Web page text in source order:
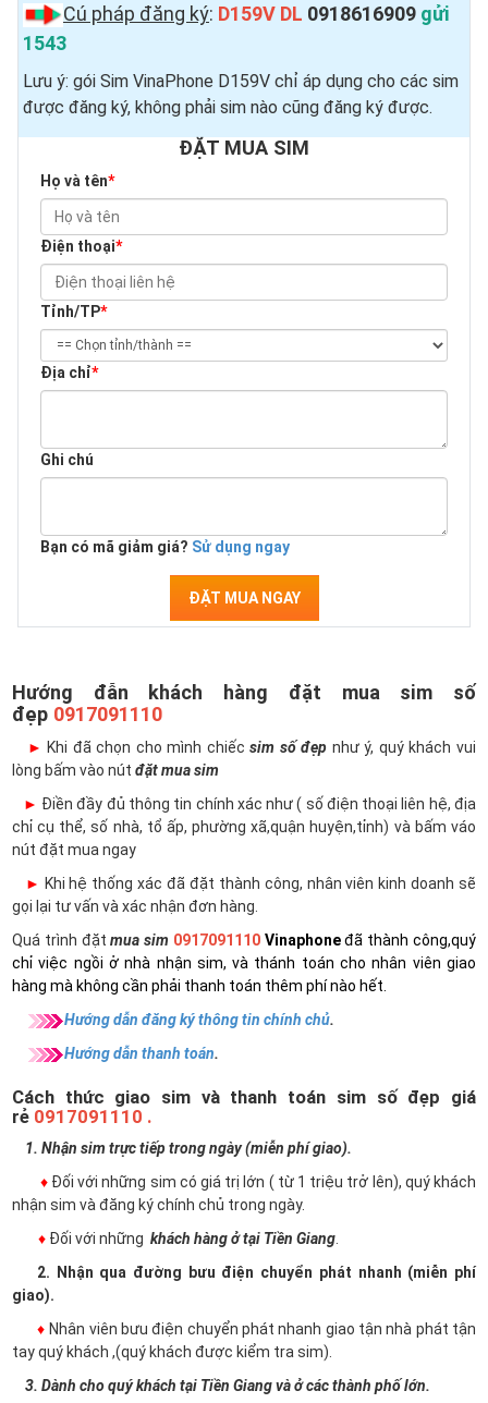
Cú pháp đăng ký: D159V DL 0918616909 gửi
1543
Lưu ý: gói Sim VinaPhone D159V chỉ áp dụng cho các sim
được đăng ký, không phải sim nào cũng đăng ký được.
ĐẶT MUA SIM
Họ và tên*
Điện thoại*
Tỉnh/TP*
Địa chỉ*
Ghi chú
Bạn có mã giảm giá? Sử dụng ngay
ĐẶT MUA NGAY
Hướng đẫn khách hàng đặt mua sim số
đẹp 0917091110
► Khi đã chọn cho mình chiếcsim số đẹp như ý, quý khách vui
lòng bấm vào nút đặt mua sim
► Điền đầy đủ thông tin chính xác như ( số điện thoại liên hệ, địa
chỉ cụ thể, số nhà, tổ ấp, phường xã,quận huyện,tỉnh) và bấm váo
nút đặt mua ngay
► Khi hệ thống xác đã đặt thành công, nhân viên kinh doanh sẽ
gọi lại tư vấn và xác nhận đơn hàng.
Quá trình đặtmua sim 0917091110 Vinaphoneđã thành công,quý
chỉ việc ngồi ở nhà nhận sim, và thánh toán cho nhân viên giao
hàng mà không cần phải thanh toán thêm phí nào hết.
Hướng dẫn đăng ký thông tin chính chủ.
Hướng dẫn thanh toán.
Cách thức giao sim và thanh toán sim số đẹp giá
rẻ 0917091110 .
1. Nhận sim trực tiếp trong ngày (miễn phí giao).
♦ Đối với những sim có giá trị lớn ( từ 1 triệu trở lên), quý khách
nhận sim và đăng ký chính chủ trong ngày.
♦ Đối với những khách hàng ở tại Tiền Giang
2. Nhận qua đường bưu điện chuyển phát nhanh (miễn phí
giao).
♦ Nhân viên bưu điện chuyển phát nhanh giao tận nhà phát tận
tay quý khách ,(quý khách được kiểm tra sim).
3. Dành cho quý khách tại Tiền Giang và ở các thành phố lớn.